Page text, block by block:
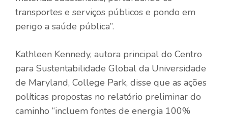
transportes e serviços públicos e pondo em
perigo a saúde pública”.
Kathleen Kennedy, autora principal do Centro
para Sustentabilidade Global da Universidade
de Maryland, College Park, disse que as ações
políticas propostas no relatório preliminar do
caminho “incluem fontes de energia 100%